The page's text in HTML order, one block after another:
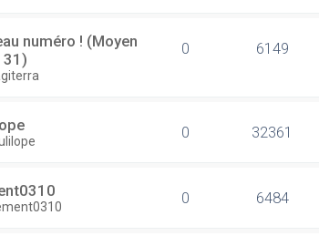
numéro ! (Moyen
0 6149
0 32361
0 6484